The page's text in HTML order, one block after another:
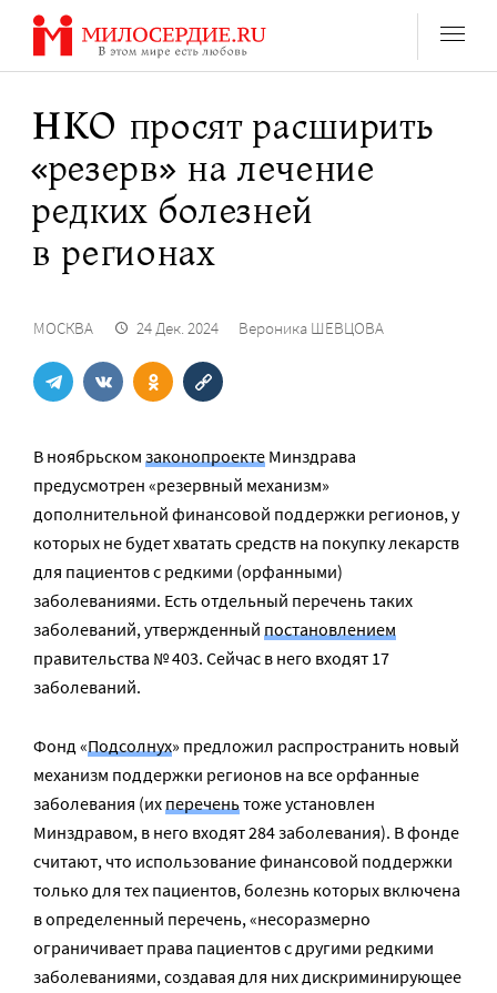
Перейти
содержанию
НКО просят расширить
«резерв» на лечение
редких болезней
в регионах
МОСКВА 24 Дек. 2024 Вероника ШЕВЦОВА
В ноябрьском законопроекте Минздрава
предусмотрен «резервный механизм»
дополнительной финансовой поддержки регионов, у
которых не будет хватать средств на покупку лекарств
для пациентов с редкими (орфанными)
заболеваниями. Есть отдельный перечень таких
заболеваний, утвержденный постановлением
правительства № 403. Сейчас в него входят 17
заболеваний.
Фонд «Подсолнух» предложил распространить новый
механизм поддержки регионов на все орфанные
заболевания (ихпереченьтоже установлен
Минздравом, в него входят 284 заболевания). В фонде
считают, что использование финансовой поддержки
только для тех пациентов, болезнь которых включена
в определенный перечень, «несоразмерно
ограничивает права пациентов с другими редкими
заболеваниями, создавая для них дискриминирующее